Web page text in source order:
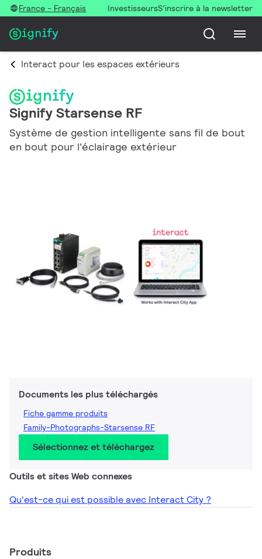
France - Français InvestisseursS’inscrire à la newsletter
Interact pour les espaces extérieurs
Signify Starsense RF
Système de gestion intelligente sans fil de bout
en bout pour l'éclairage extérieur
Documents les plus téléchargés
Fiche gamme produits
Family-Photographs-Starsense RF
Sélectionnez et téléchargez
Outils et sites Web connexes
Qu'est-ce qui est possible avec Interact City ?
Produits